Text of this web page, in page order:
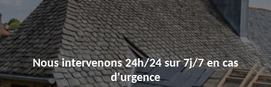
Nous intervenons 24h/24 sur 7j/7 en cas
d'urgence